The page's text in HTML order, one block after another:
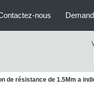
nous
de résistance de 1.5Mm a